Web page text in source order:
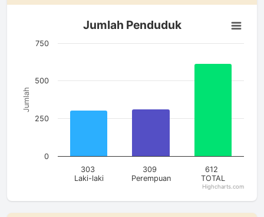
Jumlah Penduduk
Bar chart with 3 bars.
The chart has 1 X axis displaying categories.
Jumlah
Jumlah Penduduk
303
Laki-laki
309
Perempuan
612
TOTAL
0
250
500
750
Highcharts.com